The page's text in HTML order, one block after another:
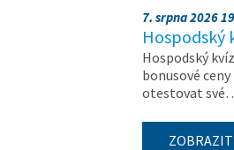
7. srpna 2026
Hospodský
Hospodský
bonusové
otestovat